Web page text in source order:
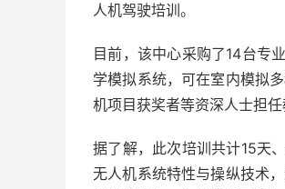
人机驾驶培训。
目前，该中心采购了14台专
学模拟系统，可在室内模拟
机项目获奖者等资深人士担任
据了解，此次培训共计15天
无人机系统特性与操纵技术